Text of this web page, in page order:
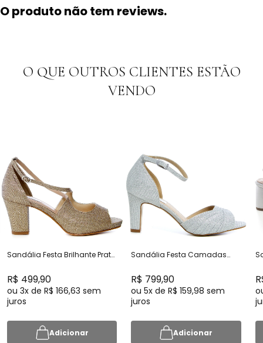
O produto não tem reviews.
O QUE OUTROS CLIENTES ESTÃO
VENDO
Sandália Festa Brilhante Prata
- MV3766 1023
R$ 499,90
ou 3x de R$ 166,63 sem
juros
Adicionar
Sandália Festa Camadas
267D.10712
R$ 799,90
ou5x deR$ 159,98 sem
juros
Adicionar